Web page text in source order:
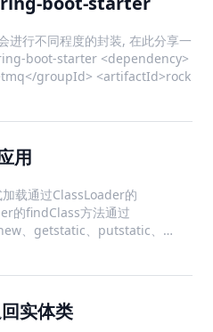
行不同程度的封装, 在此分享一
boot-starter <dependency>
groupId> <artifactId>rock
用
载通过ClassLoader的
的findClass方法通过
、getstatic、putstatic、
类进行反射调用时当初始化一
实体类